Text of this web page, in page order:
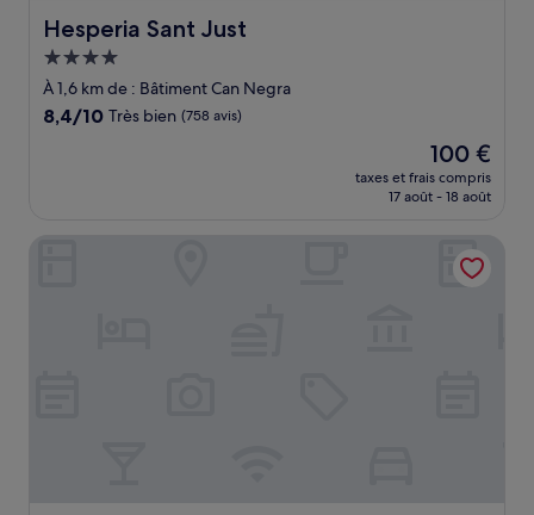
Hesperia Sant Just
Hesperia Sant Just
Hébergement
4.0 étoiles
À 1,6 km de : Bâtiment Can Negra
8.4
8,4/10 Très bien (758 avis)
Le
nouveau
prix
de
100 €
100 €
taxes et frais compris
17 août - 18 août